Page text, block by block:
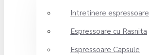
Intretinere espressoare
Espressoare cu Rasnita
Espressoare Capsule